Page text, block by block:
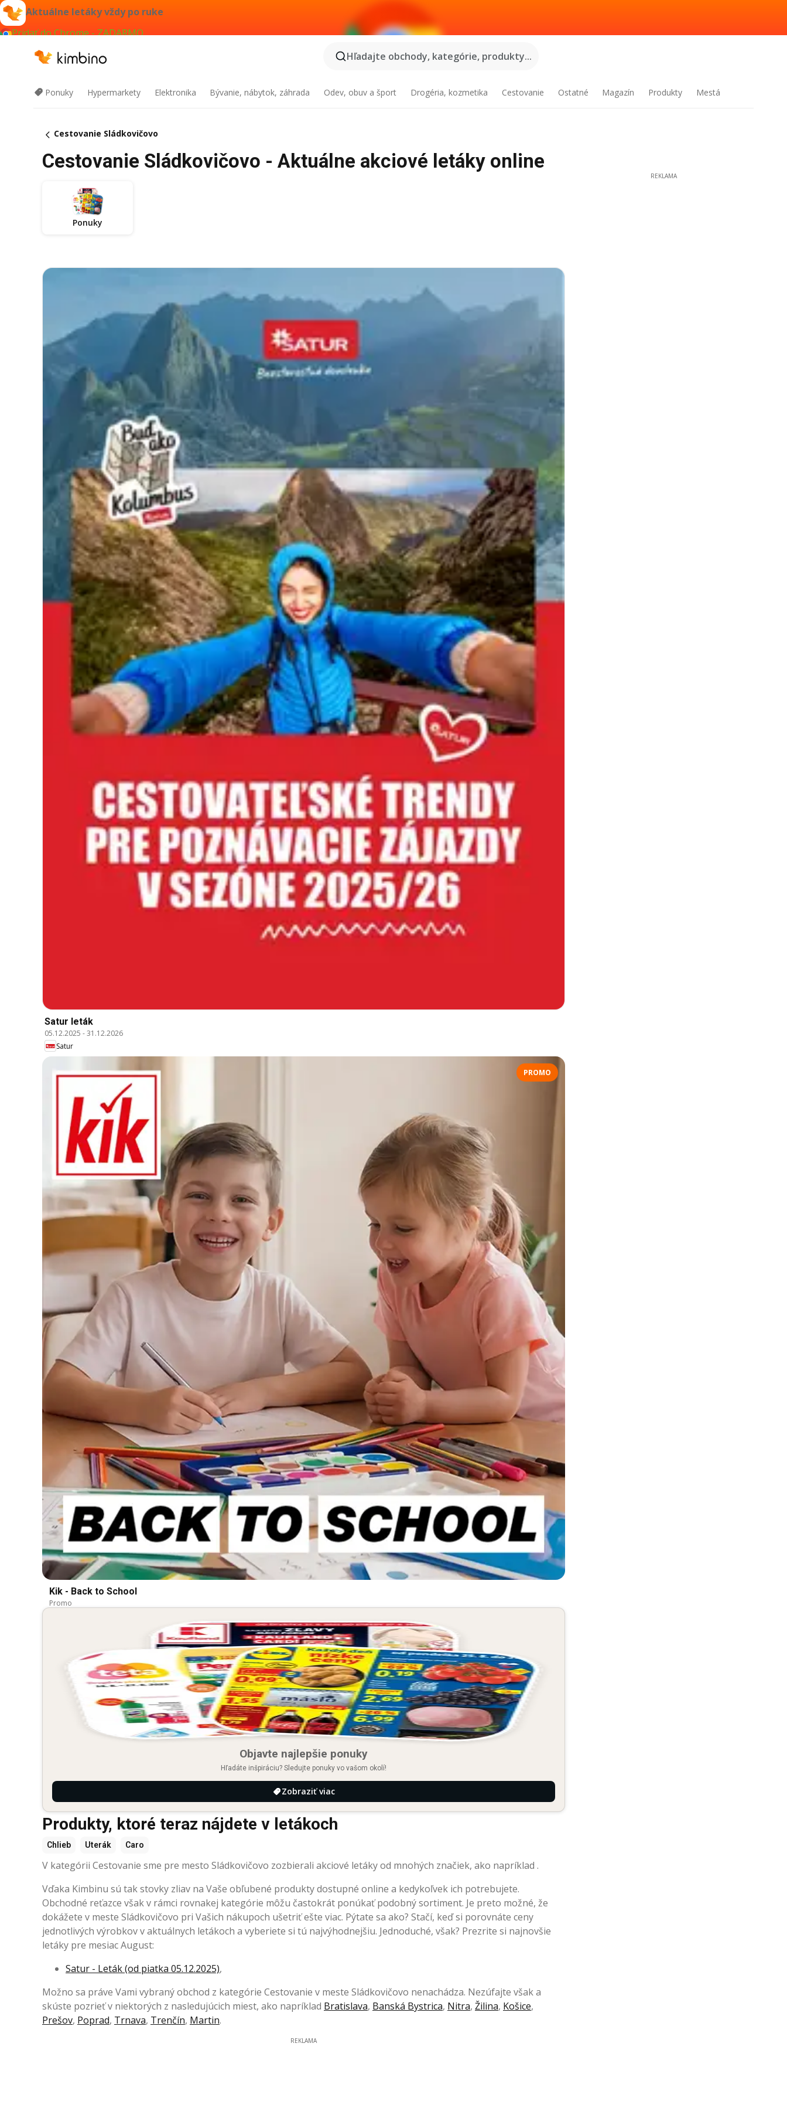
Aktuálne letáky vždy po ruke
Pridať do Chrome - ZADARMO
Hľadajte obchody, kategórie, produkty...
Ponuky Hypermarkety Elektronika Bývanie, nábytok, záhrada Odev, obuv a šport Drogéria, kozmetika Cestovanie Ostatné Magazín Produkty Mestá
Cestovanie Sládkovičovo
Cestovanie Sládkovičovo - Aktuálne akciové letáky online
Ponuky
Satur leták
05.12.2025 -31.12.2026
Satur
PROMO
Kik - Back to School
Promo
Objavte najlepšie ponuky
Hľadáte inšpiráciu? Sledujte ponuky vo vašom okolí!
Zobraziť viac
Produkty, ktoré teraz nájdete v letákoch
Chlieb Uterák Caro
V kategórii Cestovanie sme pre mesto Sládkovičovo zozbierali akciové letáky od mnohých značiek, ako napríklad .
Vďaka Kimbinu sú tak stovky zliav na Vaše obľubené produkty dostupné online a kedykoľvek ich potrebujete.
Obchodné reťazce však v rámci rovnakej kategórie môžu častokrát ponúkať podobný sortiment. Je preto možné, že
dokážete v meste Sládkovičovo pri Vašich nákupoch ušetriť ešte viac. Pýtate sa ako? Stačí, keď si porovnáte ceny
jednotlivých výrobkov v aktuálnych letákoch a vyberiete si tú najvýhodnejšiu. Jednoduché, však? Prezrite si najnovšie
letáky pre mesiac August:
Satur - Leták (od piatka 05.12.2025),
Možno sa práve Vami vybraný obchod z kategórie Cestovanie v meste Sládkovičovo nenachádza. Nezúfajte však a
skúste pozrieť v niektorých z nasledujúcich miest, ako napríklad Bratislava, Banská Bystrica, Nitra, Žilina, Košice,
Prešov, Poprad, Trnava, Trenčín, Martin.
REKLAMA
REKLAMA